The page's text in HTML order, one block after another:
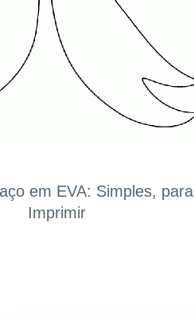
em EVA: Simples, para
Imprimir